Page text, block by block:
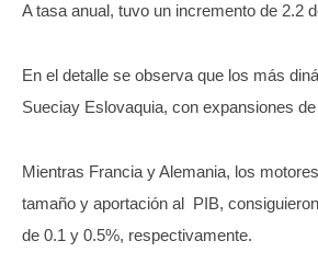
A tasa anual, tuvo un incremento de 2.2
En el detalle se observa que los más
Sueciay Eslovaquia, con expansiones
Mientras Francia y Alemania, los
tamaño y aportación al PIB,
de 0.1 y 0.5%, respectivamente.